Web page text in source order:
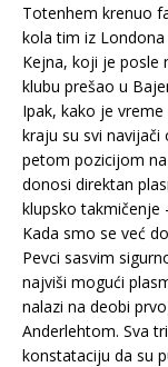
Totenhem krenuo
kola tim iz
Kejna, koji je posle
klubu prešao u
Ipak, kako je
kraju su svi
petom pozicijom
donosi direktan
klupsko takmičenje
Kada smo se već
Pevci sasvim
najviši mogući
nalazi na deobi
Anderlehtom. Sva
konstataciju da su